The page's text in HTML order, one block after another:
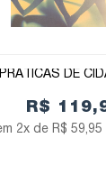
PRÁTICAS DE
R$
2x de R$ 59,95